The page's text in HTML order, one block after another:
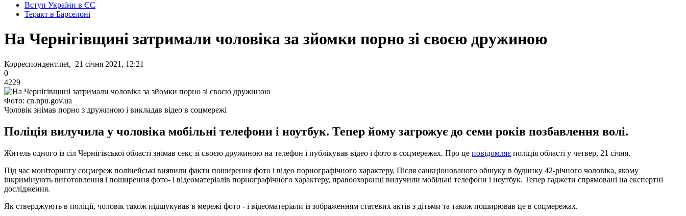
Вступ України в ЄС
Теракт в Барселоні
На Чернігівщині затримали чоловіка за зйомки порно зі своєю дружиною
Корреспондент.net, 21 січня 2021, 12:21
0
4229
Фото: cn.npu.gov.ua
Чоловік знімав порно з дружиною і викладав відео в соцмережі
Поліція вилучила у чоловіка мобільні телефони і ноутбук. Тепер йому загрожує до семи років позбавлення волі.
Житель одного із сіл Чернігівської області знімав секс зі своєю дружиною на телефон і публікував відео і фото в соцмережах. Про це повідомляє поліція області у четвер, 21 січня.
Під час моніторингу соцмереж поліцейські виявили факти поширення фото і відео порнографічного характеру. Після санкціонованого обшуку в будинку 42-річного чоловіка, якому
інкримінують виготовлення і поширення фото- і відеоматеріалів порнографічного характеру, правоохоронці вилучили мобільні телефони і ноутбук. Тепер гаджети спрямовані на експертні
дослідження.
Як стверджують в поліції, чоловік також підшукував в мережі фото - і відеоматеріали із зображенням статевих актів з дітьми та також поширював це в соцмережах.